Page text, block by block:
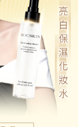
查看運費